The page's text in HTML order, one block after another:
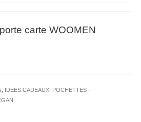
carte WOOMEN
IDEES CADEAUX
POCHETTES -